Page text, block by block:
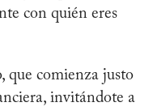
con quién eres
que comienza justo
invitándote a